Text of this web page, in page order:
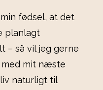
fødsel, at det
planlagt
– så vil jeg gerne
med mit næste
naturligt til